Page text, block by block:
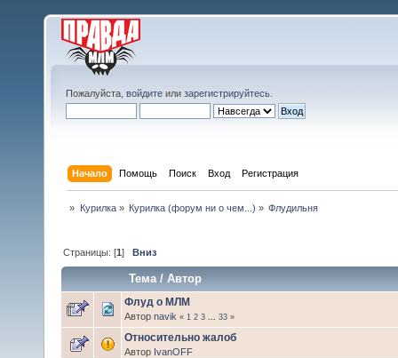
Пожалуйста, войдите или зарегистрируйтесь
Начало Помощь Поиск Вход Регистрация
» Курилка» Курилка (форум ни о чем...) » Флудильня
Страницы: [1]Вниз
Тема/Автор
Флуд о МЛМ
Автор navik « 1 2 3 33 »
Относительно жалоб
Автор IvanOFF